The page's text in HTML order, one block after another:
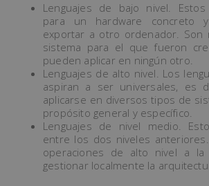
Lenguajes de bajo nivel.
para un hardware concreto
exportar a otro ordenador. Son
sistema para el que fueron
pueden aplicar en ningún otro.
Lenguajes de alto nivel. Los
aspiran a ser universales, es
aplicarse en diversos tipos de
propósito general y específico.
Lenguajes de nivel medio.
entre los dos niveles
operaciones de alto nivel a
gestionar localmente la